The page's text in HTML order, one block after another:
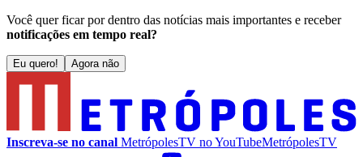
Você quer ficar por dentro das notícias mais importantes e receber
notificações em tempo real?
Eu quero! Agora não
Inscreva-se no canal MetrópolesTV noYouTubeMetrópolesTV